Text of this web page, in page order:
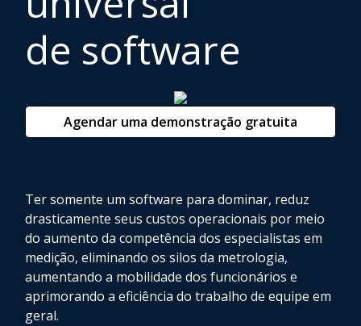
de software
Agendar uma demonstração gratuita
Ter somente um software para dominar, reduz
drasticamente seus custos operacionais por meio
do aumento da competência dos especialistas em
medição, eliminando os silos da metrologia,
aumentando a mobilidade dos funcionários e
aprimorando a eficiência do trabalho de equipe em
geral.